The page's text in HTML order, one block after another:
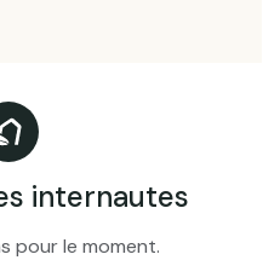
internautes
pour le moment.